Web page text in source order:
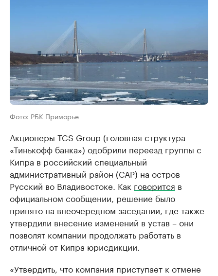
Фото: РБК Приморье
Акционеры TCS Group (головная структура
«Тинькофф банка») одобрили переезд группы с
Кипра в российский специальный
административный район (САР) на остров
Русский во Владивостоке. Как говорится в
официальном сообщении, решение было
принято на внеочередном заседании, где также
утвердили внесение изменений в устав – они
позволят компании продолжать работать в
отличной от Кипра юрисдикции.
«Утвердить, что компания приступает к отмене